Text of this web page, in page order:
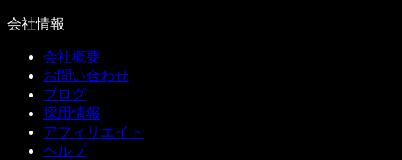
会社情報
会社概要
お問い合わせ
ブログ
採用情報
アフィリエイト
ヘルプ